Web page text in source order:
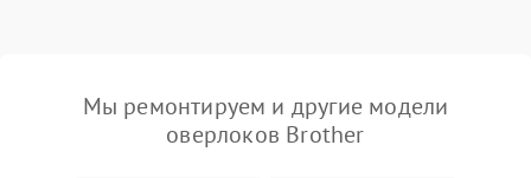
Мы ремонтируем и другие модели
оверлоков Brother